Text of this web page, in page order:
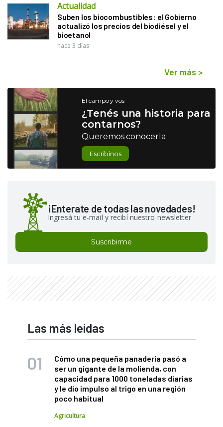
Actualidad
Suben los biocombustibles: el Gobierno
actualizó los precios del biodiésel y el
bioetanol
hace 3 días
Ver más >
El campo y vos
¿Tenés una historia para
contarnos?
Queremos conocerla
Escribinos
¡Enterate de todas las novedades!
Ingresá tu e-mail y recibí nuestro newsletter
Suscribirme
Las más leídas
Cómo una pequeña panadería pasó a
ser un gigante de la molienda, con
capacidad para 1000 toneladas diarias
y le dio impulso al trigo en una región
poco habitual
Agricultura